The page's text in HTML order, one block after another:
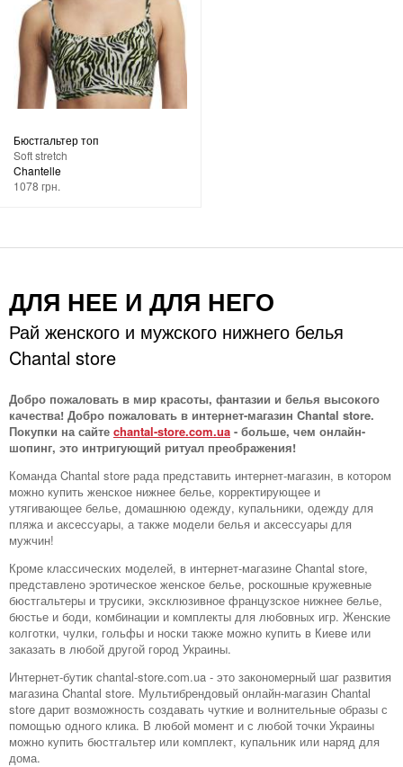
Бюстгальтер топ
Soft stretch
Chantelle
1078 грн.
ДЛЯ НЕЕ И ДЛЯ НЕГО
Рай женского и мужского нижнего белья
Chantal store
Добро пожаловать в мир красоты, фантазии и белья высокого
качества! Добро пожаловать в интернет-магазин Chantal store.
Покупки на сайте chantal-store.com.ua - больше, чем онлайн-
шопинг, это интригующий ритуал преображения!
Команда Chantal store рада представить интернет-магазин, в котором
можно купить женское нижнее белье, корректирующее и
утягивающее белье, домашнюю одежду, купальники, одежду для
пляжа и аксессуары, а также модели белья и аксессуары для
мужчин!
Кроме классических моделей, в интернет-магазине Chantal store,
представлено эротическое женское белье, роскошные кружевные
бюстгальтеры и трусики, эксклюзивное французское нижнее белье,
бюстье и боди, комбинации и комплекты для любовных игр. Женские
колготки, чулки, гольфы и носки также можно купить в Киеве или
заказать в любой другой город Украины.
Интернет-бутик chantal-store.com.ua - это закономерный шаг развития
магазина Chantal store. Мультибрендовый онлайн-магазин Chantal
store дарит возможность создавать чуткие и волнительные образы с
помощью одного клика. В любой момент и с любой точки Украины
можно купить бюстгальтер или комплект, купальник или наряд для
дома.